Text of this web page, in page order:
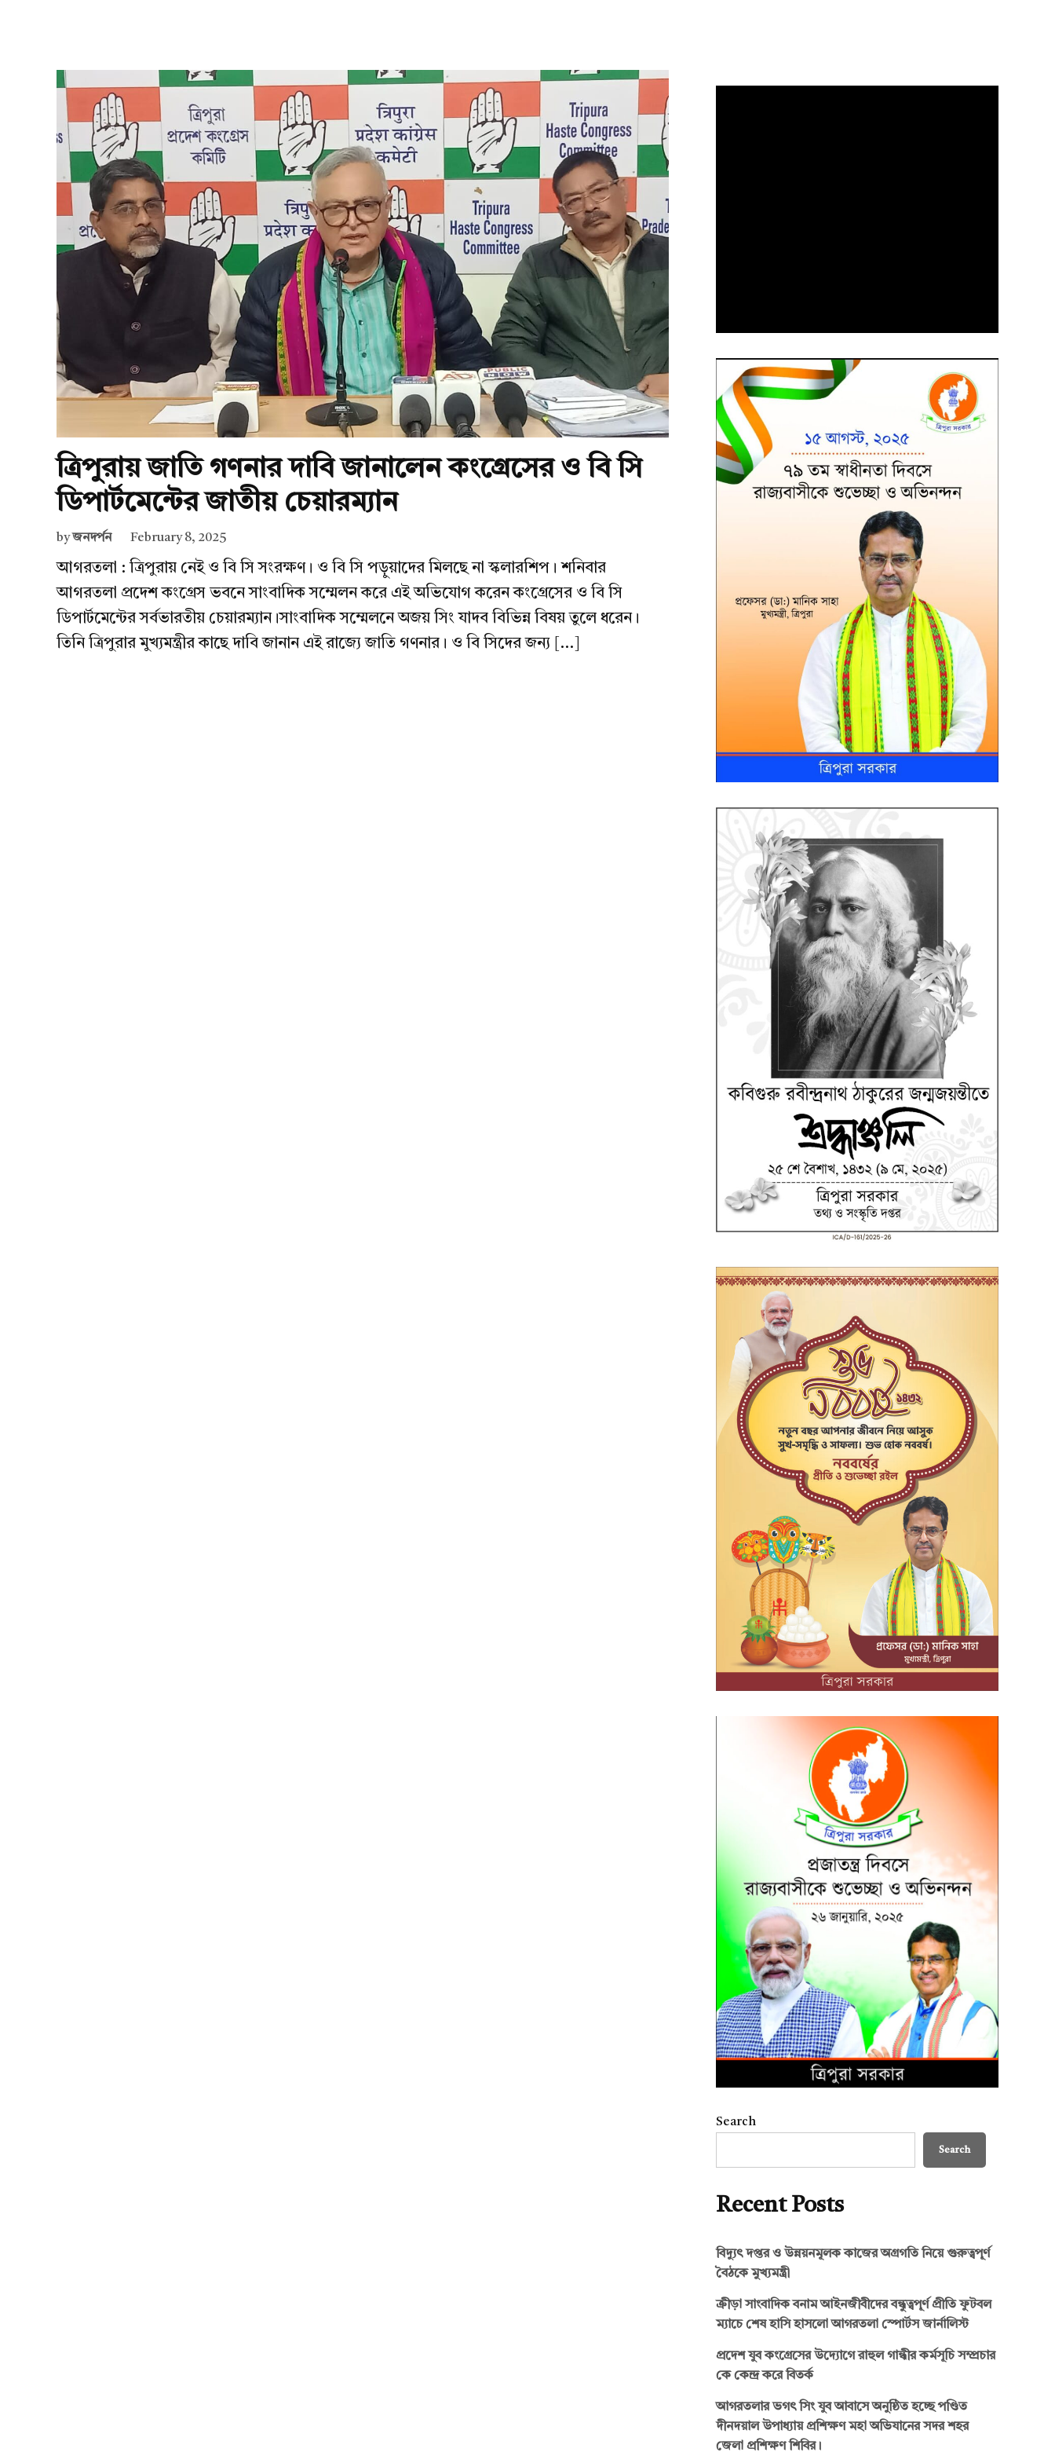
ত্রিপুরায় জাতি গণনার দাবি জানালেন কংগ্রেসের ও বি সি
ডিপার্টমেন্টের জাতীয় চেয়ারম্যান
byজনদর্পন February 8, 2025
আগরতলা : ত্রিপুরায় নেই ও বি সি সংরক্ষণ। ও বি সি পড়ুয়াদের মিলছে না স্কলারশিপ। শনিবার
আগরতলা প্রদেশ কংগ্রেস ভবনে সাংবাদিক সম্মেলন করে এই অভিযোগ করেন কংগ্রেসের ও বি সি
ডিপার্টমেন্টের সর্বভারতীয় চেয়ারম্যান।সাংবাদিক সম্মেলনে অজয় সিং যাদব বিভিন্ন বিষয় তুলে ধরেন।
তিনি ত্রিপুরার মুখ্যমন্ত্রীর কাছে দাবি জানান এই রাজ্যে জাতি গণনার। ও বি সিদের জন্য […]
Search
Search
Recent Posts
বিদ্যুৎ দপ্তর ও উন্নয়নমূলক কাজের অগ্রগতি নিয়ে গুরুত্বপূর্ণ
বৈঠকে মুখ্যমন্ত্রী
ক্রীড়া সাংবাদিক বনাম আইনজীবীদের বন্ধুত্বপূর্ণ প্রীতি ফুটবল
ম্যাচে শেষ হাসি হাসলো আগরতলা স্পোর্টস জার্নালিস্ট
প্রদেশ যুব কংগ্রেসের উদ্যোগে রাহুল গান্ধীর কর্মসূচি সম্প্রচার
কে কেন্দ্র করে বিতর্ক
আগরতলার ভগৎ সিং যুব আবাসে অনুষ্ঠিত হচ্ছে পণ্ডিত
দীনদয়াল উপাধ্যায় প্রশিক্ষণ মহা অভিযানের সদর শহর
জেলা প্রশিক্ষণ শিবির।